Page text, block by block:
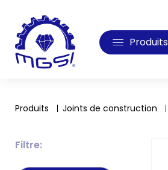
Produits
Produits Joints de construction
Filtre: